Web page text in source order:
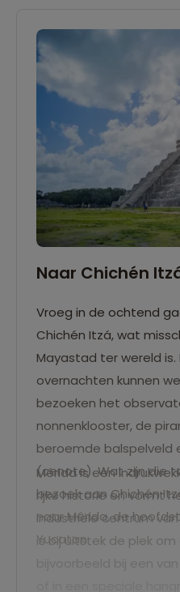
Naar Chichén
Vroeg in de ochtend
Chichén Itzá, wat
Mayastad ter wereld is.
overnachten kunnen
bezoeken het
nonnenklooster, de
beroemde balspelveld
(cenote). Wat zijn die
bezoek aan Chichén
naar Mérida, de
Yucatan.
Mérida is een
rijke historie en vormt
industriële centrum
is bij uitstek de plek